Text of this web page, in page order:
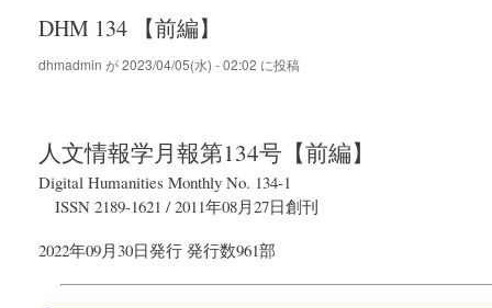
動
カ
ン
ュ
ー
く
ず
DHM 134 【前編】
dhmadmin が2023/04/05(水) - 02:02 に投稿
人文情報学月報第134号【前編】
Digital Humanities Monthly No. 134-1
ISSN 2189-1621 /2011年08月27日創刊
2022年09月30日発行 発行数961部